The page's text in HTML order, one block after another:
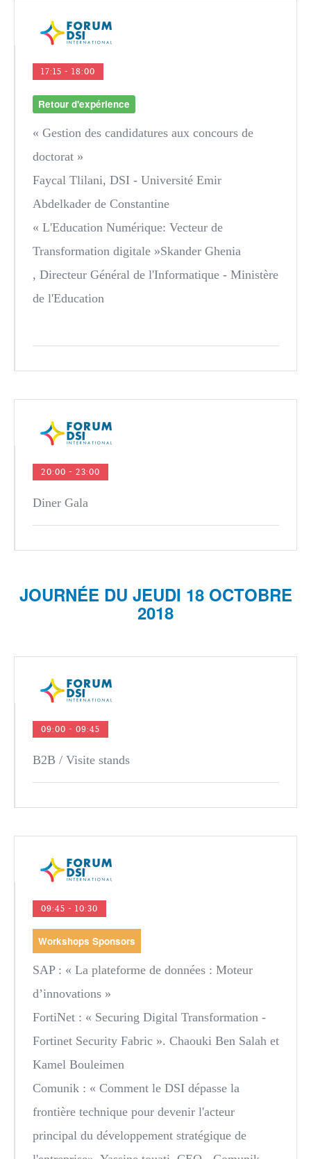
17:15 - 18:00
Retour d'expérience
« Gestion des candidatures aux concours de
doctorat »
Faycal Tlilani, DSI - Université Emir
Abdelkader de Constantine
« L'Education Numérique: Vecteur de
Transformation digitale »Skander Ghenia
, Directeur Général de l'Informatique - Ministère
de l'Education
20:00 - 23:00
Diner Gala
JOURNÉE DU JEUDI 18 OCTOBRE
2018
09:00 - 09:45
B2B / Visite stands
09:45 - 10:30
Workshops Sponsors
SAP : « La plateforme de données : Moteur
d’innovations »
FortiNet : « Securing Digital Transformation -
Fortinet Security Fabric ». Chaouki Ben Salah et
Kamel Bouleimen
Comunik : « Comment le DSI dépasse la
frontière technique pour devenir l'acteur
principal du développement stratégique de